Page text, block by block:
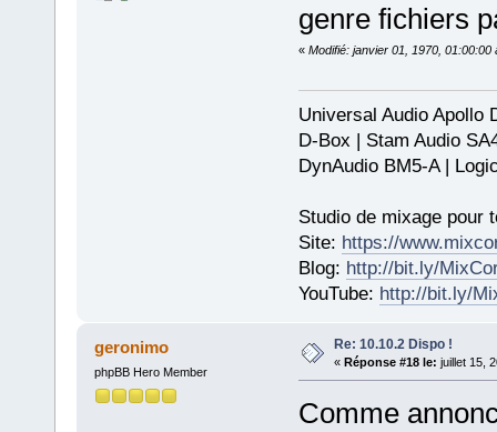
genre fichiers
« Modifié: janvier 01, 1970, 01:00:00
Universal Audio Apollo
D-Box | Stam Audio
DynAudio BM5-A |
Studio de mixage pour
Site: https://
Blog: http://bit.ly/
YouTube: http://bit.ly/
geronimo
phpBB Hero Member
Re: 10.10.2 Dispo !
« Réponse #18 le: juillet 15,
Comme